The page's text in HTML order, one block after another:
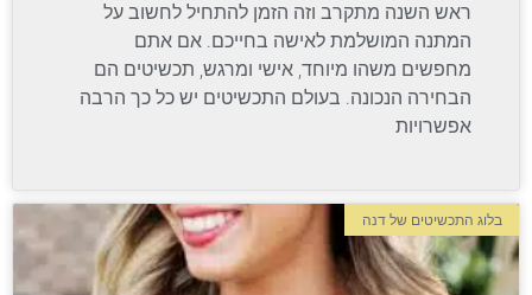
ראש השנה מתקרב וזה הזמן להתחיל לחשוב על
המתנה המושלמת לאישה בחייכם. אם אתם
מחפשים משהו מיוחד, אישי ומרגש, תכשיטים הם
הבחירה הנכונה. בעולם התכשיטים יש כל כך הרבה
אפשרויות
בלוג התכשיטים של דנה